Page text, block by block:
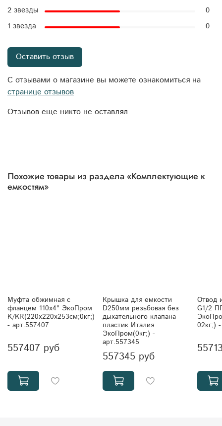
Отзывов еще никто не оставлял
2 звезды
0
1 звезда
0
Оставить отзыв
С отзывами о магазине вы можете ознакомиться на
странице отзывов
Похожие товары из раздела «Комплектующие к
емкостям»
Муфта обжимная с
фланцем 110х4" ЭкоПром
K/KR(220x220x253см;0кг;)
- арт.557407
557407 руб
Крышка для емкости
D250мм резьбовая без
дыхательного клапана
пластик Италия
ЭкоПром(0кг;) -
арт.557345
557345 руб
Отвод
G1/2
02кг;)